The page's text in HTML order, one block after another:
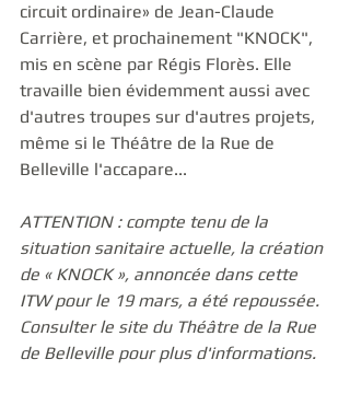
circuit ordinaire» de Jean-Claude
Carrière, et prochainement "KNOCK",
mis en scène par Régis Florès. Elle
travaille bien évidemment aussi avec
d'autres troupes sur d'autres projets,
même si le Théâtre de la Rue de
Belleville l'accapare...
ATTENTION : compte tenu de la
situation sanitaire actuelle, la création
de « KNOCK », annoncée dans cette
ITW pour le 19 mars, a été repoussée.
Consulter le site du Théâtre de la Rue
de Belleville pour plus d'informations.